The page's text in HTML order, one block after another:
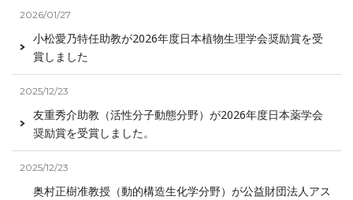
2026/01/27
小松愛乃特任助教が2026年度日本植物生理学会奨励賞を受
賞しました
2025/12/23
友重秀介助教（活性分子動態分野）が2026年度日本薬学会
奨励賞を受賞しました。
2025/12/23
奥村正樹准教授（動的構造生化学分野）が公益財団法人アス